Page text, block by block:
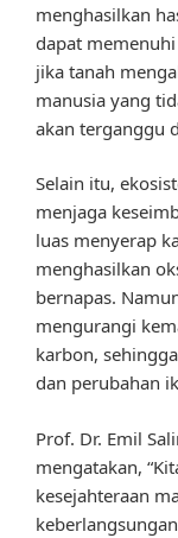
menghasilkan
dapat
jika tanah
manusia yang
akan terganggu
Selain itu,
menjaga
luas menyerap
menghasilkan
bernapas.
mengurangi
karbon,
dan perubahan
Prof. Dr. Emil
mengatakan,
kesejahteraan